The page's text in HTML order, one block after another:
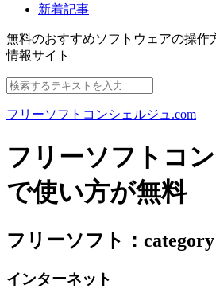
新着記事
無料のおすすめソフトウェアの操作
情報サイト
フリーソフトコンシェルジュ.com
フリーソフトコ
で使い方が無料
フリーソフト：category
インターネット